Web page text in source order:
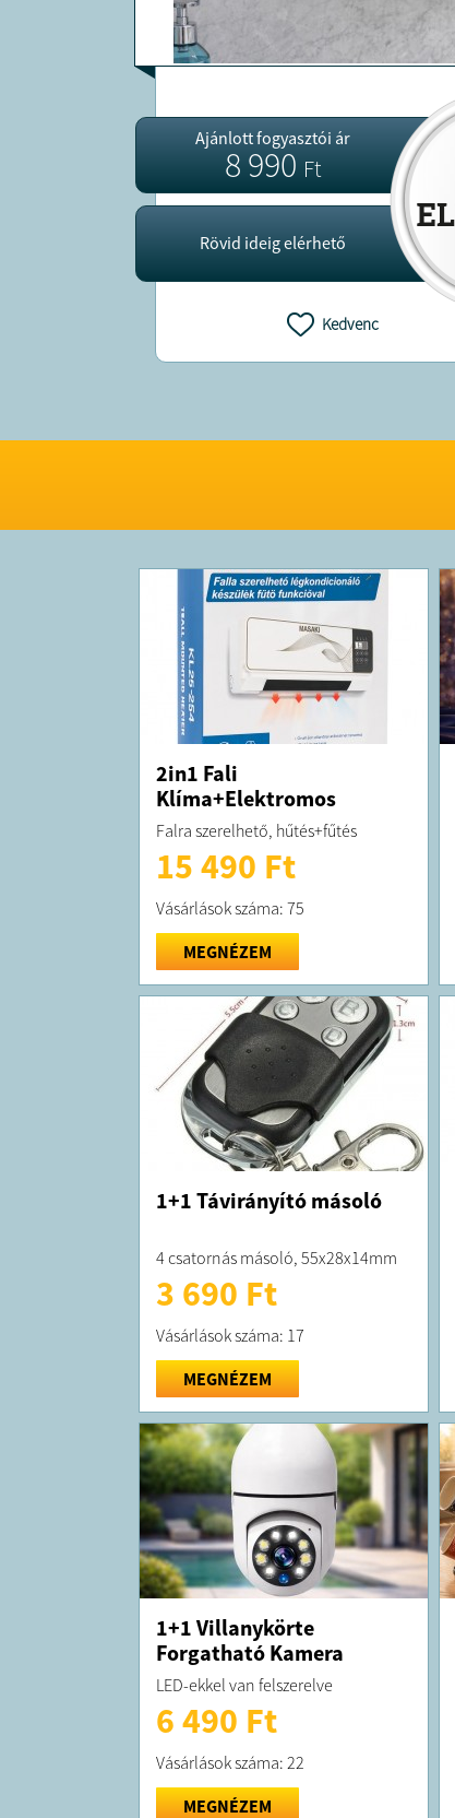
Ajánlott fogyasztói ár
8 990Ft
Rövid ideig elérhető
Kedvenc
2in1 Fali
Klíma+Elektromos
Fűtőtest
Falra szerelhető, hűtés+fűtés
15 490 Ft
Vásárlások száma: 75
MEGNÉZEM
1+1 Távirányító másoló
4 csatornás másoló, 55x28x14mm
3 690 Ft
Vásárlások száma: 17
MEGNÉZEM
1+1 Villanykörte
Forgatható Kamera
LED-ekkel van felszerelve
6 490 Ft
Vásárlások száma: 22
MEGNÉZEM